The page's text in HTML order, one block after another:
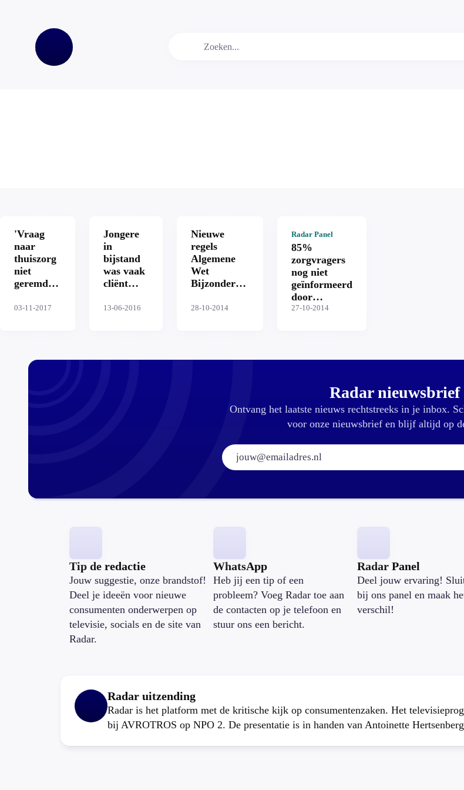
'Vraag
naar
thuiszorg
niet
geremd
verhoogde
03-11-2017
Jongere
in
bijstand
was vaak
cliënt
13-06-2016
Nieuwe
regels
Algemene
Wet
Bijzondere
28-10-2014
Radar Panel
85%
zorgvragers
nog niet
geïnformeerd
door
gemeente
27-10-2014
Radar nieuwsbrief
Ontvang het laatste nieuws rechtstreeks in je inbox.
voor onze nieuwsbrief en blijf altijd op
E-mailadres:
Tip de redactie
Jouw suggestie, onze brandstof!
Deel je ideeën voor nieuwe
consumenten onderwerpen op
televisie, socials en de site van
Radar.
WhatsApp
Heb jij een tip of een
probleem? Voeg Radar toe aan
de contacten op je telefoon en
stuur ons een bericht.
Radar Panel
Deel jouw ervaring!
bij ons panel en maak
verschil!
Radar uitzending
Radar is het platform met de kritische kijk op consumentenzaken. Het
bij AVROTROS op NPO 2. De presentatie is in handen van Antoinette